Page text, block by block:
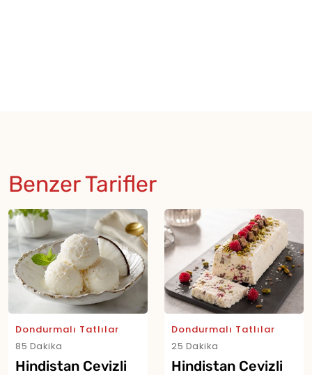
Benzer Tarifler
Dondurmalı Tatlılar
85 Dakika
Hindistan Cevizli
Dondurmalı Tatlılar
25 Dakika
Hindistan Cevizli